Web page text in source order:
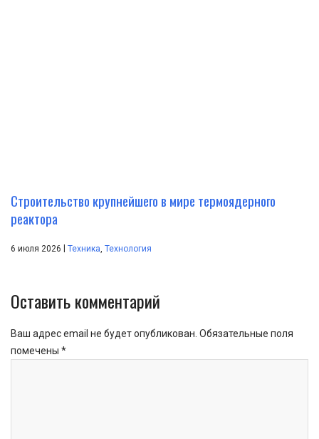
Строительство крупнейшего в мире термоядерного
реактора
6 июля 2026 | Техника, Технология
Оставить комментарий
Ваш адрес email не будет опубликован. Обязательные поля
помечены *